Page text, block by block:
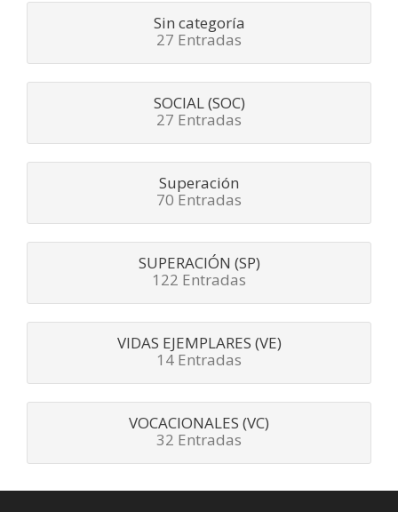
Sin categoría
27 Entradas
SOCIAL (SOC)
27 Entradas
Superación
70 Entradas
SUPERACIÓN (SP)
122 Entradas
VIDAS EJEMPLARES (VE)
14 Entradas
VOCACIONALES (VC)
32 Entradas